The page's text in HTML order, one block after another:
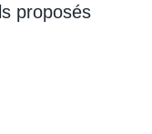
proposés